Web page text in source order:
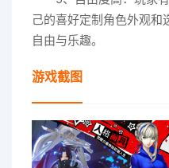
己的喜好定制角色外观和
自由与乐趣。
游戏截图